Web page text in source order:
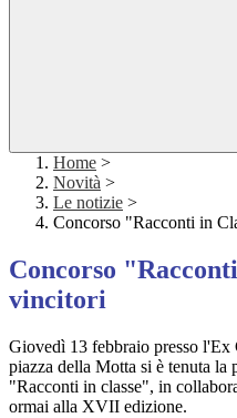
Home >
Novità >
Le notizie >
Concorso "Racconti in
Concorso
vincitori
Giovedì 13 febbraio presso l'Ex
piazza della Motta si è tenuta la
"Racconti in classe", in
ormai alla XVII edizione.